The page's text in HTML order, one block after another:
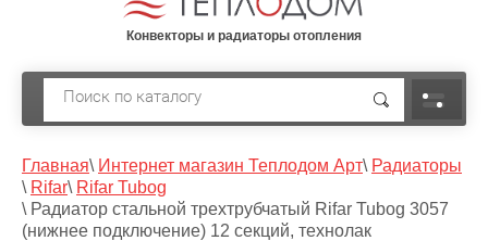
Конвекторы и радиаторы отопления
Главная\ Интернет магазин Теплодом Арт\ Радиаторы
\ Rifar\ Rifar Tubog
\ Радиатор стальной трехтрубчатый Rifar Tubog 3057
(нижнее подключение) 12 секций, технолак